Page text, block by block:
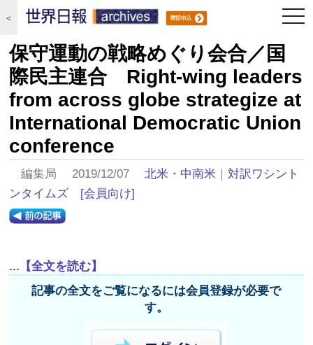
＜
保守運動の戦略めぐり会合／国
際民主連合 Right-wing leaders
from across globe strategize at
International Democratic Union
conference
編集局 2019/12/07北米・中南米 ｜対訳ワシント
ンタイムズ
[会員向け]
...【全文を読む】
記事の全文をご覧になるには会員登録が必要で
す。